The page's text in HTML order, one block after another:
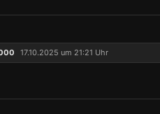
17.10.2025 um 21:21 Uhr